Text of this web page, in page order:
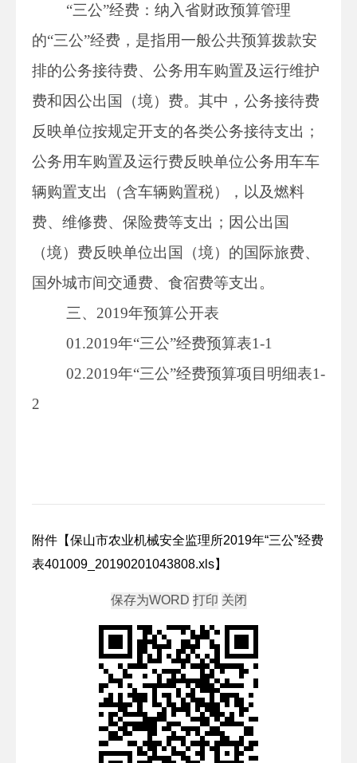
“三公”经费：纳入省财政预算管理
的“三公”经费，是指用一般公共预算拨款安
排的公务接待费、公务用车购置及运行维护
费和因公出国（境）费。其中，公务接待费
反映单位按规定开支的各类公务接待支出；
公务用车购置及运行费反映单位公务用车车
辆购置支出（含车辆购置税），以及燃料
费、维修费、保险费等支出；因公出国
（境）费反映单位出国（境）的国际旅费、
国外城市间交通费、食宿费等支出。
三、2019年预算公开表
01.2019年“三公”经费预算表1-1
02.2019年“三公”经费预算项目明细表1-
2
附件【保山市农业机械安全监理所2019年“三公”经费
表401009_20190201043808.xls】